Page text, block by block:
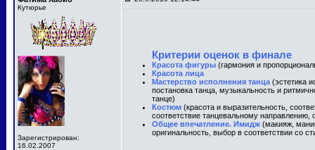
Кутюрье
Зарегистрирован:
16.02.2007
Критерии оценок в финале
Красота фигуры (гармония и
Красота лица
Мастерство исполнения танца (эстетика
постановка танца, музыкальность и
танце)
Костюм (красота и выразительность,
соответствие танцевальному направлению,
Общее впечатление. Имидж (макияж,
оригинальность, выбор в соответствии со